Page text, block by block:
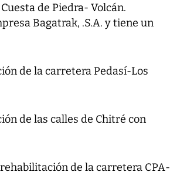
de Piedra- Volcán.
Bagatrak, .S.A. y tiene un
de la carretera Pedasí-Los
de las calles de Chitré con
de la carretera CPA-